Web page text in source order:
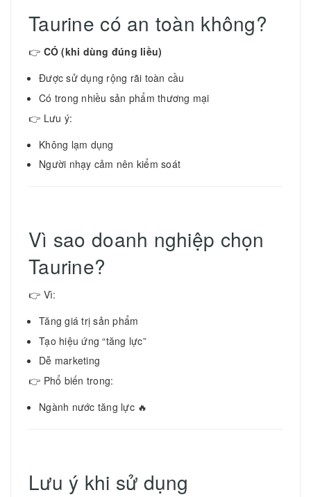
Taurine có an toàn không?
👉 CÓ (khi dùng đúng liều)
Được sử dụng rộng rãi toàn cầu
Có trong nhiều sản phẩm thương mại
👉 Lưu ý:
Không lạm dụng
Người nhạy cảm nên kiểm soát
Vì sao doanh nghiệp chọn
Taurine?
👉 Vì:
Tăng giá trị sản phẩm
Tạo hiệu ứng “tăng lực”
Dễ marketing
👉 Phổ biến trong:
Ngành nước tăng lực 🔥
Lưu ý khi sử dụng